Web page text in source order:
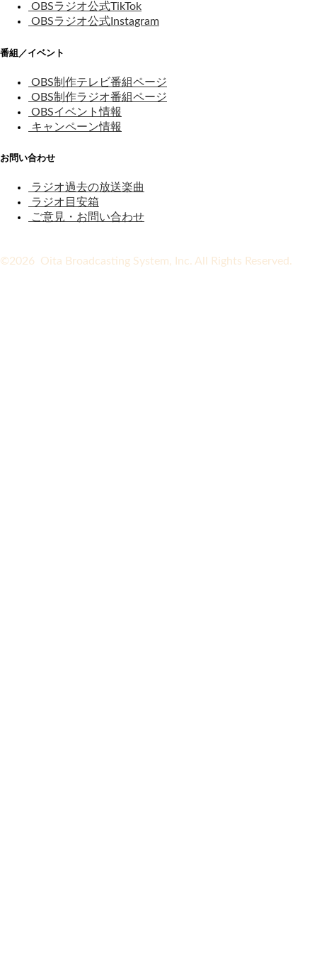
OBSラジオ公式TikTok
OBSラジオ公式Instagram
番組／イベント
OBS制作テレビ番組ページ
OBS制作ラジオ番組ページ
OBSイベント情報
キャンペーン情報
お問い合わせ
ラジオ過去の放送楽曲
ラジオ目安箱
ご意見・お問い合わせ
©2026 Oita Broadcasting System, Inc. All Rights Reserved.